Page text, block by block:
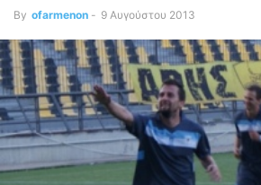
By ofarmenon - 9 Αυγούστου 2013